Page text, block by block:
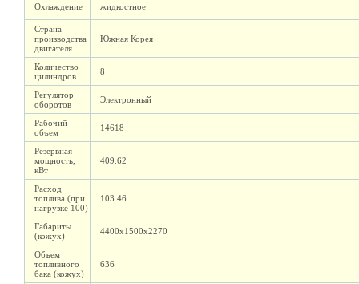
Охлаждение жидкостное
Страна
производства
двигателя
Южная Корея
Количество
цилиндров
8
Регулятор
оборотов
Электронный
Рабочий
объем
14618
Резервная
мощность,
кВт
409.62
Расход
топлива (при
нагрузке 100)
103.46
Габариты
(кожух)
4400х1500х2270
Объем
топливного
бака (кожух)
636